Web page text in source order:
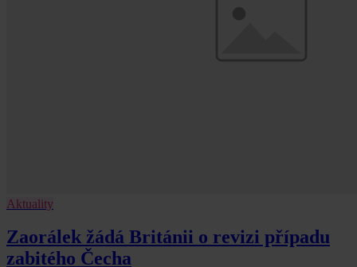
Aktuality
Zaorálek žádá Británii o revizi případu
zabitého Čecha